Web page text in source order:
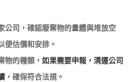
公司，確認廢棄物的量體與堆放空
便估價和安排。
物的種類， 如果需要申報，清運公司
，確保符合法規。